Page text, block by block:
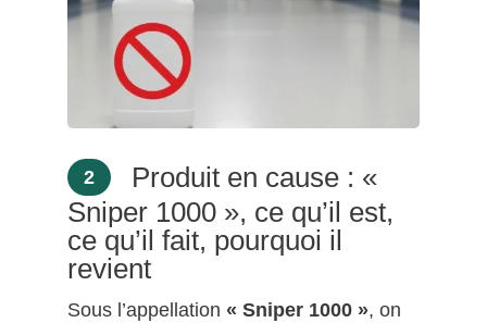
2
Produit en cause : «
Sniper 1000 », ce qu’il est,
ce qu’il fait, pourquoi il
revient
Sous l’appellation« Sniper 1000 », on